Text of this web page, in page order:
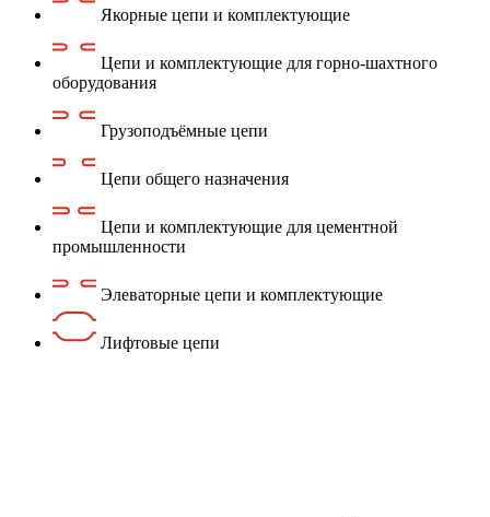
Якорные цепи и комплектующие
Цепи и комплектующие для горно-шахтного
оборудования
Грузоподъёмные цепи
Цепи общего назначения
Цепи и комплектующие для цементной
промышленности
Элеваторные цепи и комплектующие
Лифтовые цепи